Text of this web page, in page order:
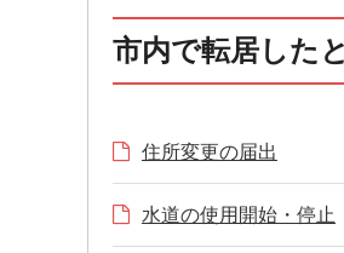
市内で転居した
住所変更の届出
水道の使用開始・停止